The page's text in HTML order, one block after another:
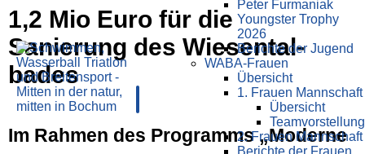
Peter Furmaniak
Youngster Trophy
2026
Berichte der Jugend
WABA-Frauen
Übersicht
1. Frauen Mannschaft
Übersicht
Teamvorstellung
2. Frauen Mannschaft
Berichte der Frauen
1,2 Mio Euro für die
Sanierung des Wiesen­tal­
bades
Im Rahmen des Programms „Moderne